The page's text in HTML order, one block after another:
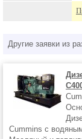
Другие заявки из
Cummins с